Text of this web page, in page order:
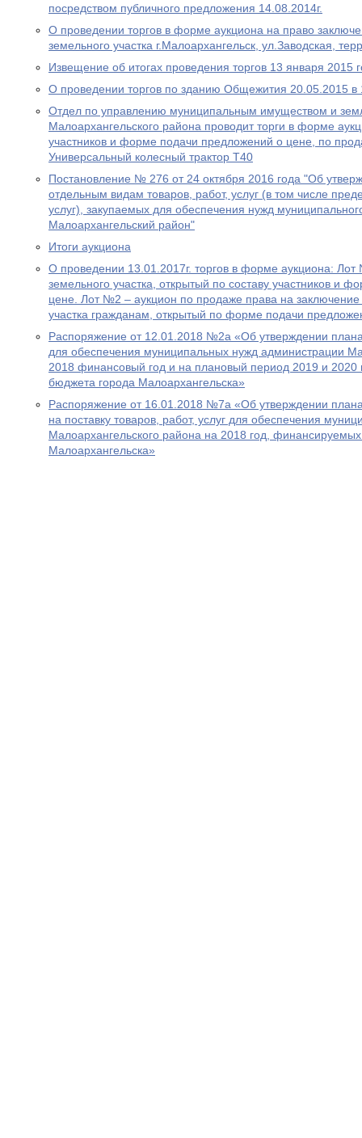
посредством публичного предложения 14.08.2014г.
О проведении торгов в форме аукциона на право
земельного участка г.Малоархангельск, ул.Заводская,
Извещение об итогах проведения торгов 13 января 2015
О проведении торгов по зданию Общежития 20.05.2015 в
Отдел по управлению муниципальным имуществом и
Малоархангельского района проводит торги в форме
участников и форме подачи предложений о цене, по
Универсальный колесный трактор Т40
Постановление № 276 от 24 октября 2016 года "Об
отдельным видам товаров, работ, услуг (в том числе
услуг), закупаемых для обеспечения нужд
Малоархангельский район"
Итоги аукциона
О проведении 13.01.2017г. торгов в форме аукциона:
земельного участка, открытый по составу участников и
цене. Лот №2 – аукцион по продаже права на
участка гражданам, открытый по форме подачи
Распоряжение от 12.01.2018 №2а «Об утверждении плана
для обеспечения муниципальных нужд администрации
2018 финансовый год и на плановый период 2019 и 2020
бюджета города Малоархангельска»
Распоряжение от 16.01.2018 №7а «Об утверждении
на поставку товаров, работ, услуг для обеспечения
Малоархангельского района на 2018 год,
Малоархангельска»